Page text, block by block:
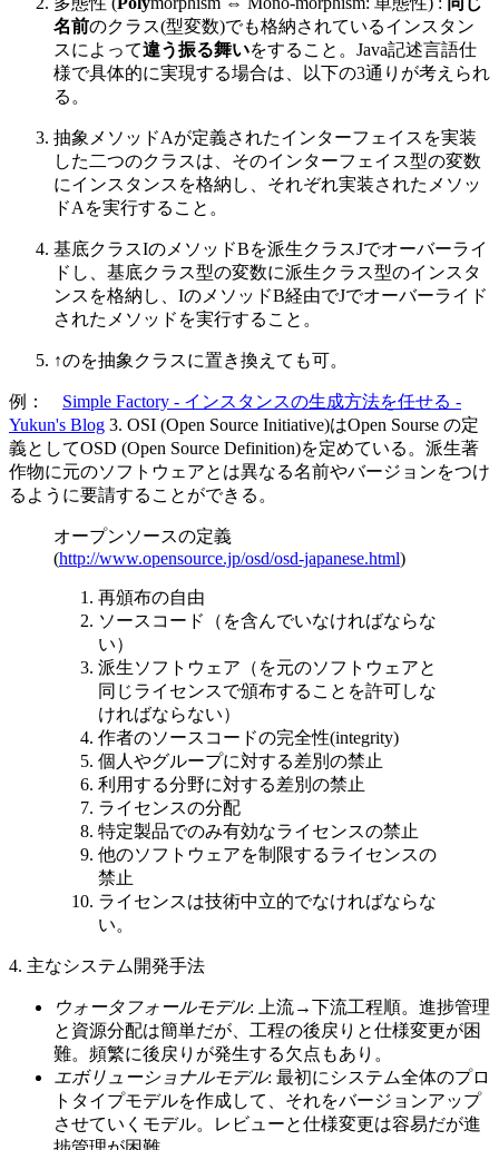
名前のクラス(型変数)でも格納されているインスタン
スによって違う振る舞いをすること。Java記述言語仕
様で具体的に実現する場合は、以下の3通りが考えられ
る。
抽象メソッドAが定義されたインターフェイスを実装
した二つのクラスは、そのインターフェイス型の変数
にインスタンスを格納し、それぞれ実装されたメソッ
ドAを実行すること。
基底クラスIのメソッドBを派生クラスJでオーバーライ
ドし、基底クラス型の変数に派生クラス型のインスタ
ンスを格納し、IのメソッドB経由でJでオーバーライド
されたメソッドを実行すること。
↑のを抽象クラスに置き換えても可。
例： Simple Factory - インスタンスの生成方法を任せる -
Yukun's Blog 3. OSI (Open Source Initiative)はOpen Sourse の定
義としてOSD (Open Source Definition)を定めている。派生著
作物に元のソフトウェアとは異なる名前やバージョンをつけ
るように要請することができる。
オープンソースの定義
(http://www.opensource.jp/osd/osd-japanese.html)
再頒布の自由
ソースコード（を含んでいなければならな
い）
派生ソフトウェア（を元のソフトウェアと
同じライセンスで頒布することを許可しな
ければならない）
作者のソースコードの完全性(integrity)
個人やグループに対する差別の禁止
利用する分野に対する差別の禁止
ライセンスの分配
特定製品でのみ有効なライセンスの禁止
他のソフトウェアを制限するライセンスの
禁止
ライセンスは技術中立的でなければならな
い。
4. 主なシステム開発手法
ウォータフォールモデル: 上流→下流工程順。進捗管理
と資源分配は簡単だが、工程の後戻りと仕様変更が困
難。頻繁に後戻りが発生する欠点もあり。
エボリューショナルモデル: 最初にシステム全体のプロ
トタイプモデルを作成して、それをバージョンアップ
させていくモデル。レビューと仕様変更は容易だが進